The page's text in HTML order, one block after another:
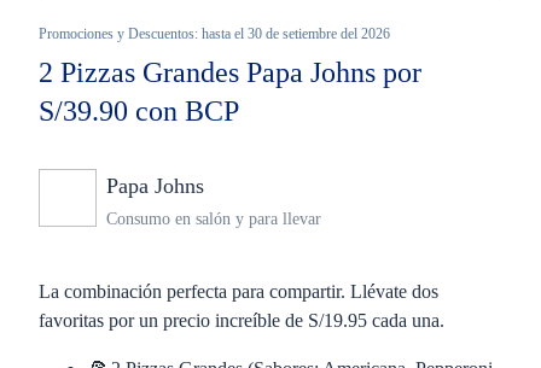
Promociones y Descuentos: hasta el 30 de setiembre del 2026
2 Pizzas Grandes Papa Johns por
S/39.90 con BCP
Papa Johns
Consumo en salón y para llevar
La combinación perfecta para compartir. Llévate dos
favoritas por un precio increíble de S/19.95 cada una.